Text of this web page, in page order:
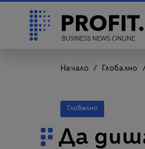
Начало Глобално
Глобално
Да